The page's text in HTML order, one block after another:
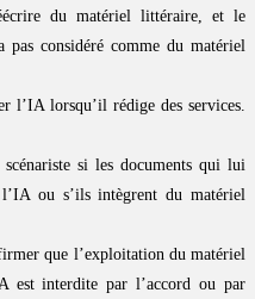
du matériel littéraire, et le
pas considéré comme du matériel
l’IA lorsqu’il rédige des services.
si les documents qui lui
ou s’ils intègrent du matériel
que l’exploitation du matériel
est interdite par l’accord ou par